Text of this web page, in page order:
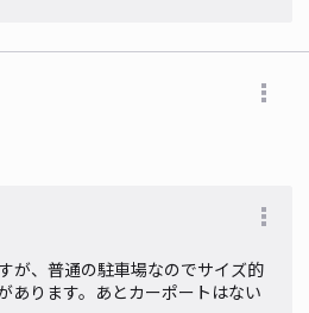
が、普通の駐車場なのでサイズ的
あります。あとカーポートはない